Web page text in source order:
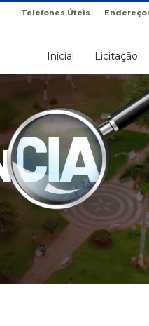
Telefones Úteis
Inicial Licitação